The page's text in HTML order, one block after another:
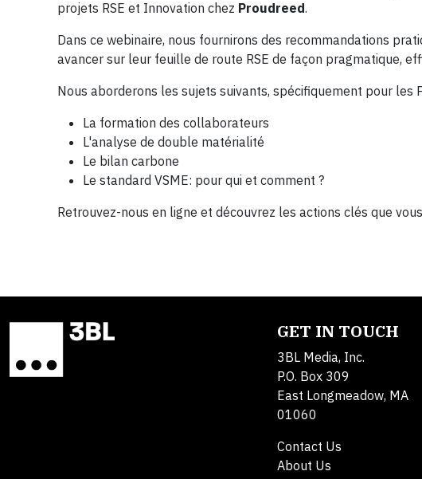
projets RSE et Innovation chez Proudreed.
Dans ce webinaire, nous fournirons des recommandations
avancer sur leur feuille de route RSE de façon pragmatique,
Nous aborderons les sujets suivants, spécifiquement pour les
La formation des collaborateurs
L'analyse de double matérialité
Le bilan carbone
Le standard VSME: pour qui et comment ?
Retrouvez-nous en ligne et découvrez les actions clés que
GET IN TOUCH
3BL Media, Inc.
P.O. Box 309
East Longmeadow, MA
01060
Contact Us
About Us